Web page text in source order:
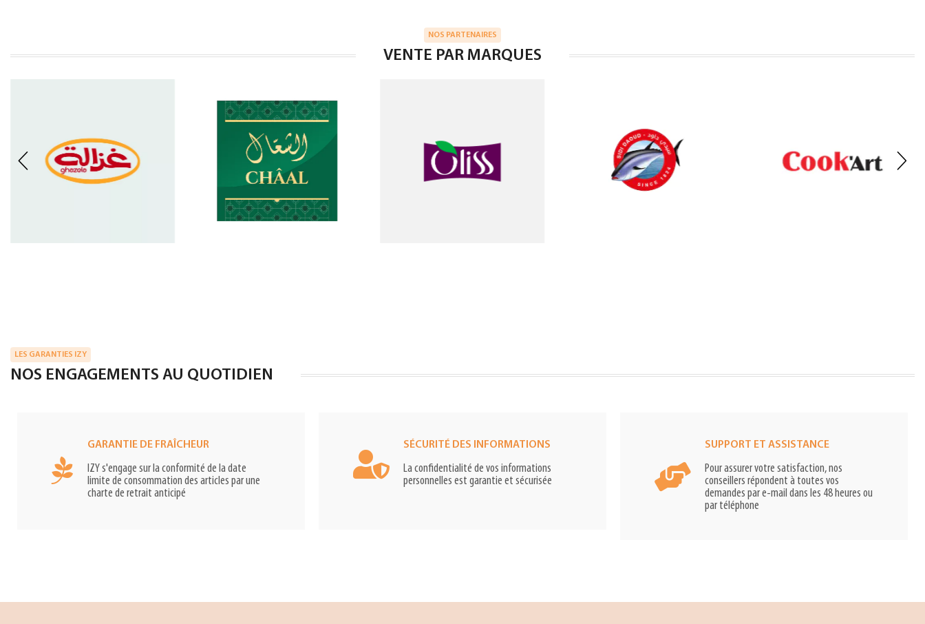
NOS PARTENAIRES
VENTE PAR MARQUES
LES GARANTIES IZY
NOS ENGAGEMENTS AU QUOTIDIEN
GARANTIE DE FRAÎCHEUR
IZY s'engage sur la conformité de la date
limite de consommation des articles par une
charte de retrait anticipé
SÉCURITÉ DES INFORMATIONS
La confidentialité de vos informations
personnelles est garantie et sécurisée
SUPPORT ET ASSISTANCE
Pour assurer votre satisfaction, nos
conseillers répondent à toutes vos
demandes par e-mail dans les 48 heures ou
par téléphone